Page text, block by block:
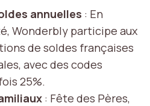
annuelles : En
Wonderbly participe aux
de soldes françaises
avec des codes
25%.
: Fête des Pères,